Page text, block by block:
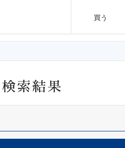
買う
索結果